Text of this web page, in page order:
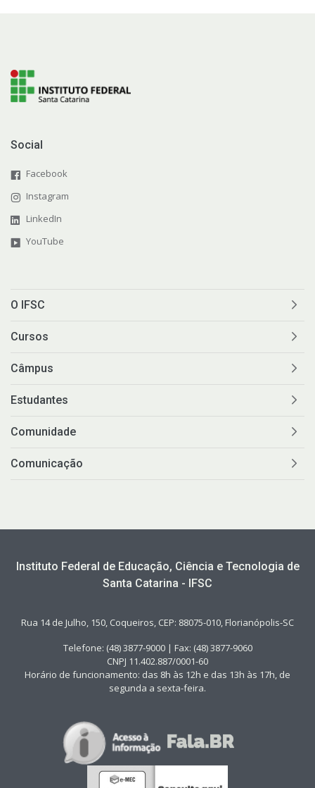
Social
Facebook
Instagram
LinkedIn
YouTube
O IFSC
Cursos
Câmpus
Estudantes
Comunidade
Comunicação
Instituto Federal de Educação, Ciência e Tecnologia de
Santa Catarina - IFSC
Rua 14 de Julho, 150, Coqueiros, CEP: 88075-010, Florianópolis-SC
Telefone: (48) 3877-9000 | Fax: (48) 3877-9060
CNPJ 11.402.887/0001-60
Horário de funcionamento: das 8h às 12h e das 13h às 17h, de
segunda a sexta-feira.